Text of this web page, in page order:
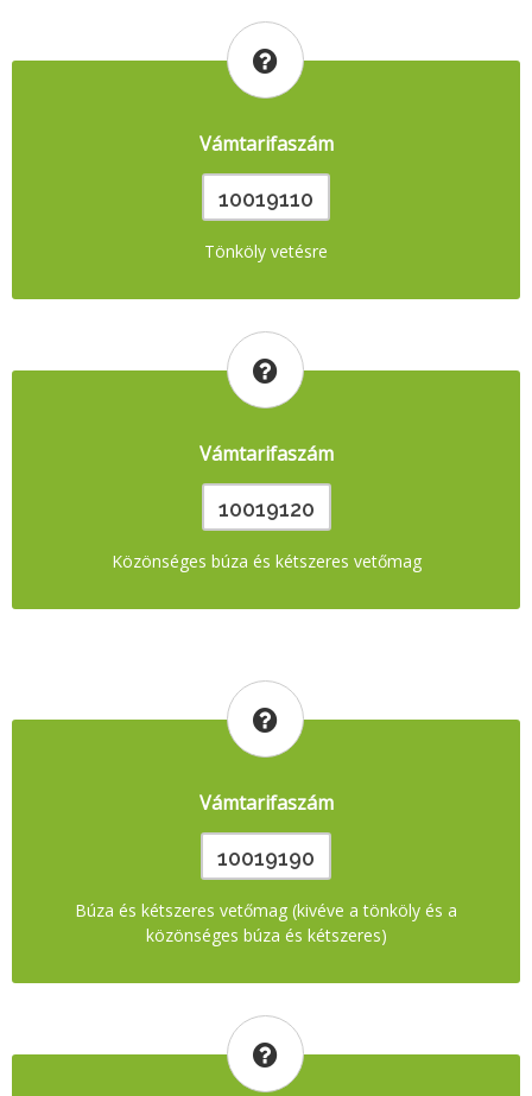
Vámtarifaszám
10019110
Tönköly vetésre
Vámtarifaszám
10019120
Közönséges búza és kétszeres vetőmag
Vámtarifaszám
10019190
Búza és kétszeres vetőmag (kivéve a tönköly és a
közönséges búza és kétszeres)